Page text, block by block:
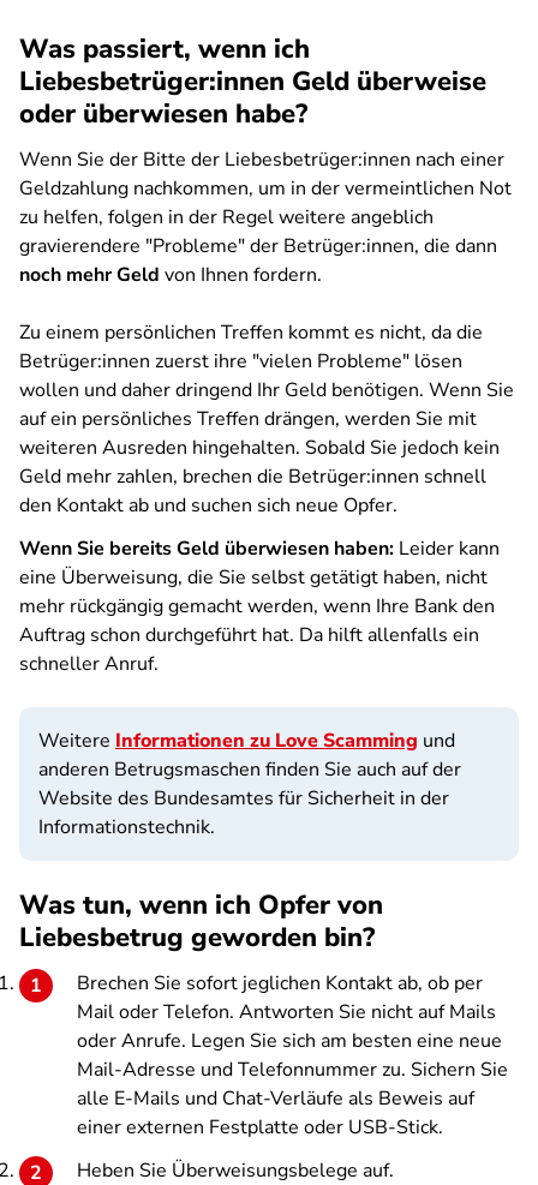
Was passiert, wenn ich
Liebesbetrüger:innen Geld überweise
oder überwiesen habe?
Wenn Sie der Bitte der Liebesbetrüger:innen nach einer
Geldzahlung nachkommen, um in der vermeintlichen Not
zu helfen, folgen in der Regel weitere angeblich
gravierendere "Probleme" der Betrüger:innen, die dann
noch mehr Geld von Ihnen fordern.
Zu einem persönlichen Treffen kommt es nicht, da die
Betrüger:innen zuerst ihre "vielen Probleme" lösen
wollen und daher dringend Ihr Geld benötigen. Wenn Sie
auf ein persönliches Treffen drängen, werden Sie mit
weiteren Ausreden hingehalten. Sobald Sie jedoch kein
Geld mehr zahlen, brechen die Betrüger:innen schnell
den Kontakt ab und suchen sich neue Opfer.
Wenn Sie bereits Geld überwiesen haben: Leider kann
eine Überweisung, die Sie selbst getätigt haben, nicht
mehr rückgängig gemacht werden, wenn Ihre Bank den
Auftrag schon durchgeführt hat. Da hilft allenfalls ein
schneller Anruf.
Weitere Informationen zu Love Scamming und
anderen Betrugsmaschen finden Sie auch auf der
Website des Bundesamtes für Sicherheit in der
Informationstechnik.
Was tun, wenn ich Opfer von
Liebesbetrug geworden bin?
Brechen Sie sofort jeglichen Kontakt ab, ob per
Mail oder Telefon. Antworten Sie nicht auf Mails
oder Anrufe. Legen Sie sich am besten eine neue
Mail-Adresse und Telefonnummer zu. Sichern Sie
alle E-Mails und Chat-Verläufe als Beweis auf
einer externen Festplatte oder USB-Stick.
Heben Sie Überweisungsbelege auf.